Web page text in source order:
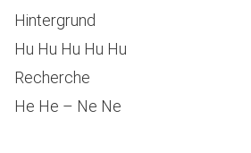
Hintergrund
Hu Hu Hu Hu Hu
Recherche
He He – Ne Ne